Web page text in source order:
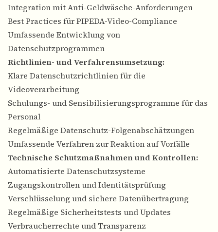
Integration mit Anti-Geldwäsche-Anforderungen
Best Practices für PIPEDA-Video-Compliance
Umfassende Entwicklung von
Datenschutzprogrammen
Richtlinien- und Verfahrensumsetzung:
Klare Datenschutzrichtlinien für die
Videoverarbeitung
Schulungs- und Sensibilisierungsprogramme für das
Personal
Regelmäßige Datenschutz-Folgenabschätzungen
Umfassende Verfahren zur Reaktion auf Vorfälle
Technische Schutzmaßnahmen und Kontrollen:
Automatisierte Datenschutzsysteme
Zugangskontrollen und Identitätsprüfung
Verschlüsselung und sichere Datenübertragung
Regelmäßige Sicherheitstests und Updates
Verbraucherrechte und Transparenz